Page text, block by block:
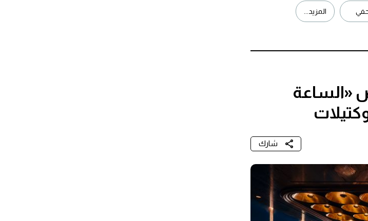
المزيد...
«الساعة
شارك